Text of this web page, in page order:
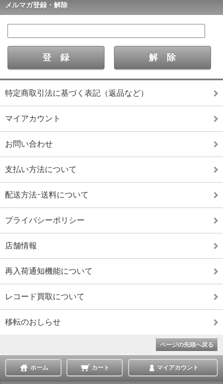
メルマガ登録・解除
特定商取引法に基づく表記（返品など）
マイアカウント
お問い合わせ
支払い方法について
配送方法･送料について
プライバシーポリシー
店舗情報
再入荷通知機能について
レコード買取について
移転のおしらせ
ページの先頭へ戻る
ホーム カート マイアカウント